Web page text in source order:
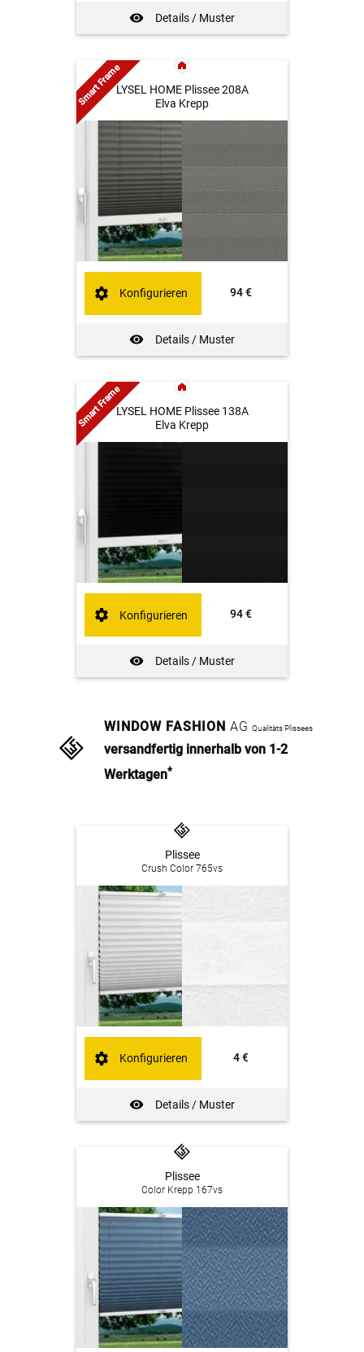
Details / Muster
LYSEL HOME Plissee 208A
Elva Krepp
94 €
Details / Muster
Konfigurieren
Smart Frame
LYSEL HOME Plissee 138A
Elva Krepp
94 €
Details / Muster
Konfigurieren
Smart Frame
WINDOW FASHION AG Qualitäts Plissees
versandfertig innerhalb von 1-2
Werktagen*
Plissee
Crush Color 765vs
4 €
Details / Muster
Konfigurieren
Plissee
Color Krepp 167vs